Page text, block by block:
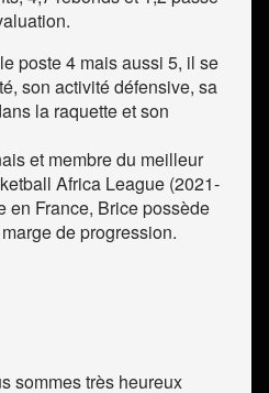
poste 4 mais aussi 5, il se
son activité défensive, sa
la raquette et son
et membre du meilleur
Africa League (2021-
en France, Brice possède
de progression.
sommes très heureux